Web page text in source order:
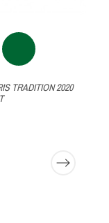
TRADITION 2020